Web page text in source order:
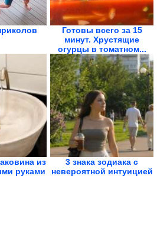
Готовы всего за 15
минут. Хрустящие
огурцы в томатном...
из
руками
3 знака зодиака с
невероятной интуицией